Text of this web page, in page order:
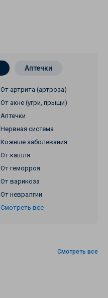
Аптечки
От артрита (артроза)
От акне (угри, прыщи)
Аптечки
Нервная система
Кожные заболевания
От кашля
От геморроя
От варикоза
От невралгии
Смотреть все
Смотреть все